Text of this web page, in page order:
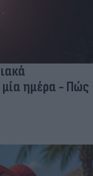
ημέρα - Πώς